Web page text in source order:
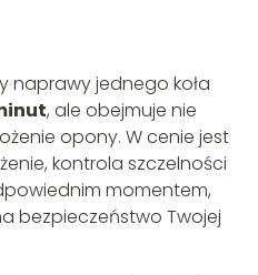
naprawy jednego koła
, ale obejmuje nie
opony. W cenie jest
kontrola szczelności
momentem,
bezpieczeństwo Twojej